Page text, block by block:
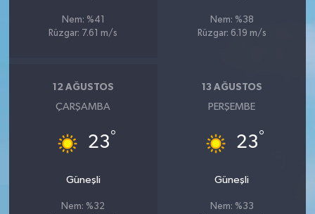
Nem: %41
Rüzgar: 7.61 m/s
Nem: %38
Rüzgar: 6.19 m/s
12 AĞUSTOS
ÇARŞAMBA
23°
Güneşli
Nem: %32
13 AĞUSTOS
PERŞEMBE
23°
Güneşli
Nem: %33